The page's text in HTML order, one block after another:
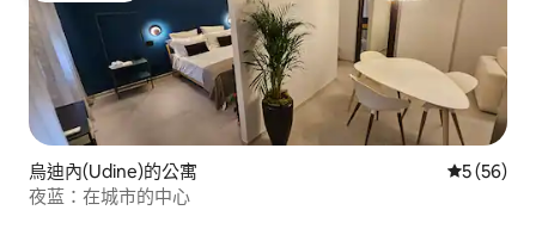
烏迪內(Udine)的公寓 從 56 則評
5 (56)
夜蓝：在城市的中心